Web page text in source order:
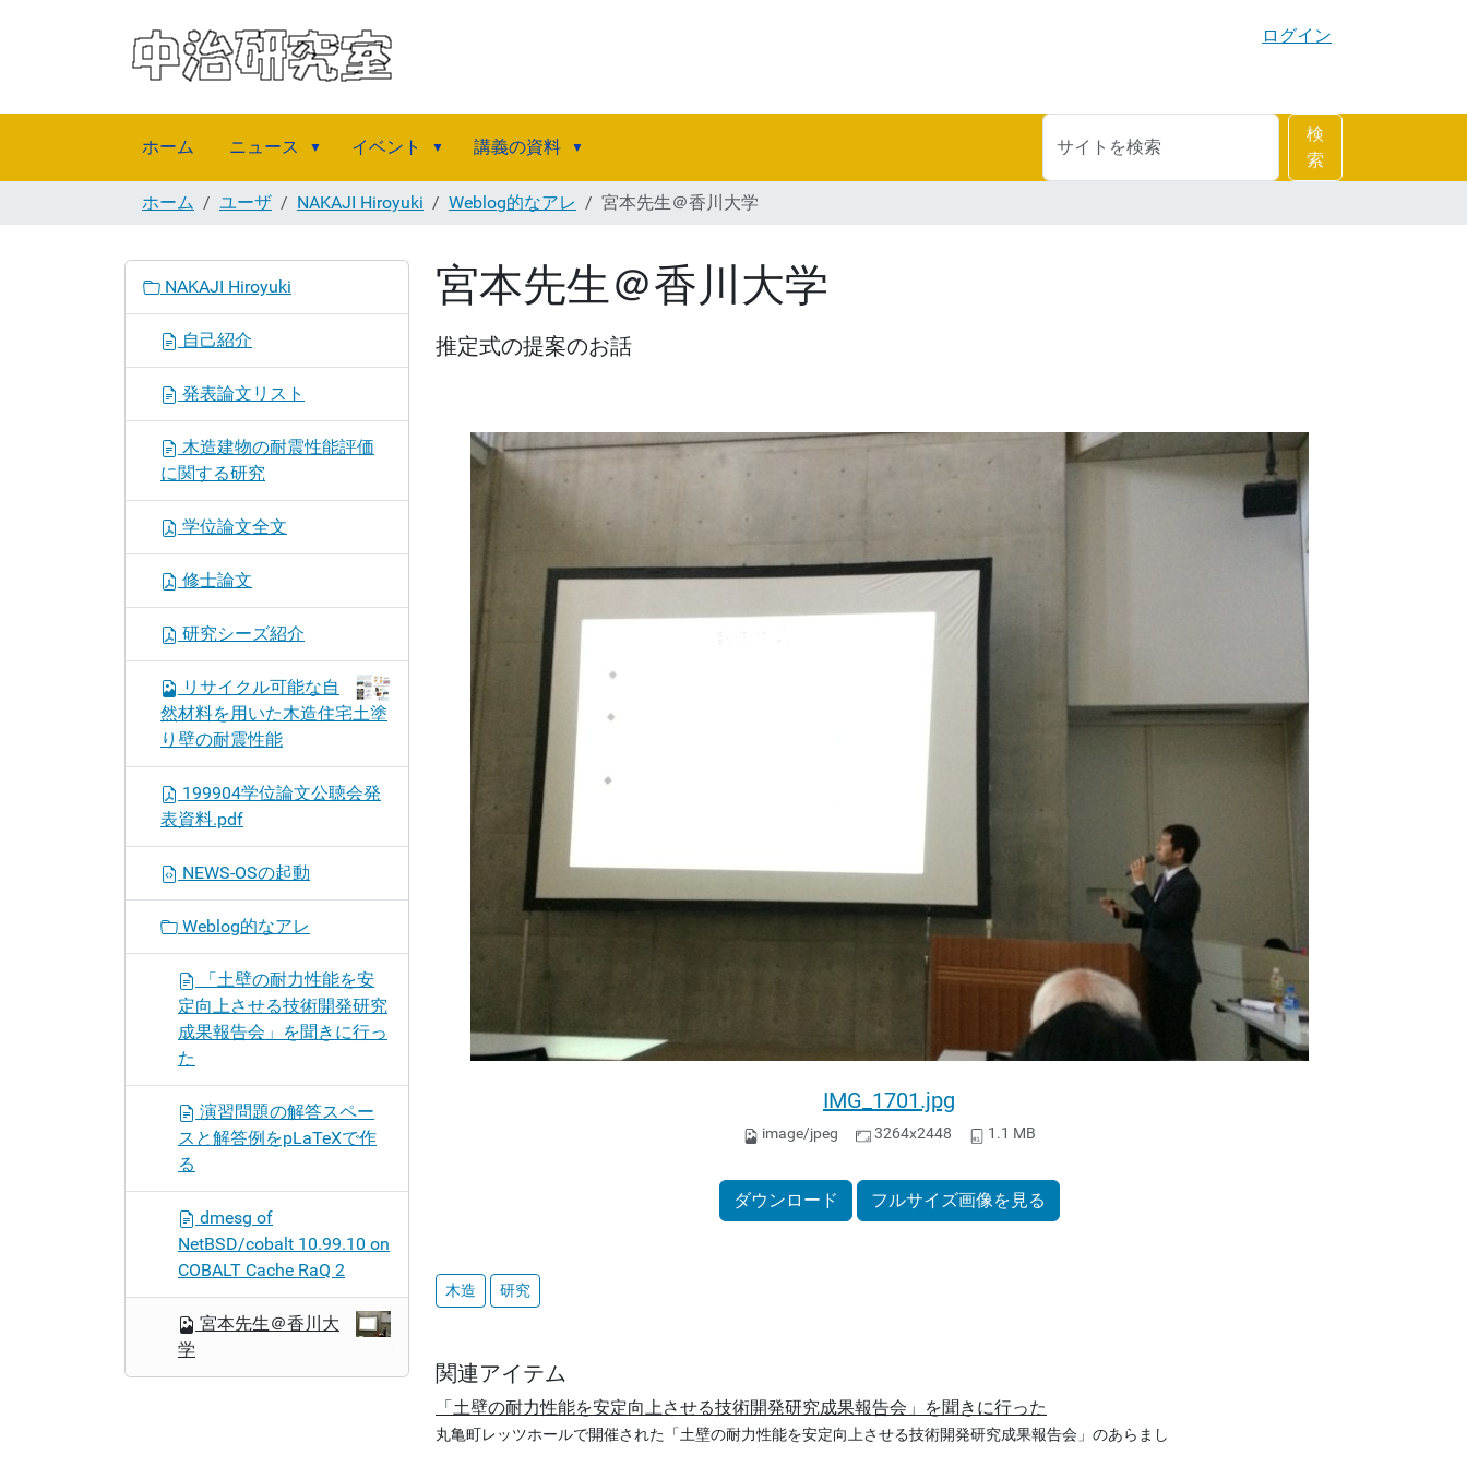
ログイン
ホーム ニュース イベント 講義の資料
サ
イ
ト
検
索
詳
細
検
ホーム ユーザ NAKAJI Hiroyuki Weblog的なアレ 宮本先生＠香川大学
宮本先生＠香川大学
推定式の提案のお話
IMG_1701.jpg
image/jpeg 3264x2448 1.1 MB
ダウンロード フルサイズ画像を見る
木造 研究
関連アイテム
「土壁の耐力性能を安定向上させる技術開発研究成果報告会」を聞きに行った
丸亀町レッツホールで開催された「土壁の耐力性能を安定向上させる技術開発研究成果報告会」のあらまし
NAKAJI Hiroyuki
自己紹介
発表論文リスト
木造建物の耐震性能評価
に関する研究
学位論文全文
修士論文
研究シーズ紹介
リサイクル可能な自
然材料を用いた木造住宅土塗
り壁の耐震性能
199904学位論文公聴会発
表資料.pdf
NEWS-OSの起動
Weblog的なアレ
「土壁の耐力性能を安
定向上させる技術開発研究
成果報告会」を聞きに行っ
た
演習問題の解答スペー
スと解答例をpLaTeXで作
る
dmesg of
NetBSD/cobalt 10.99.10 on
COBALT Cache RaQ 2
宮本先生＠香川大
学